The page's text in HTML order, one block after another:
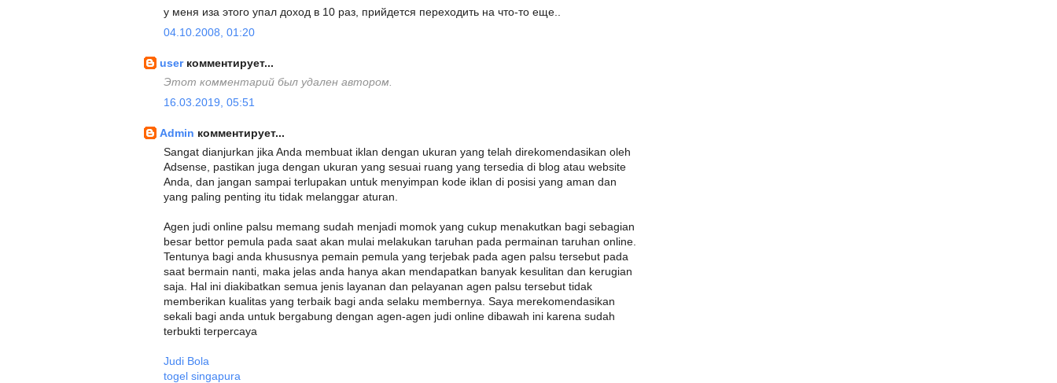
у меня иза этого упал доход в 10 раз, прийдется переходить на что-то еще..
04.10.2008, 01:20
user комментирует...
Этот комментарий был удален автором.
16.03.2019, 05:51
Admin комментирует...
Sangat dianjurkan jika Anda membuat iklan dengan ukuran yang telah direkomendasikan oleh
Adsense, pastikan juga dengan ukuran yang sesuai ruang yang tersedia di blog atau website
Anda, dan jangan sampai terlupakan untuk menyimpan kode iklan di posisi yang aman dan
yang paling penting itu tidak melanggar aturan.
Agen judi online palsu memang sudah menjadi momok yang cukup menakutkan bagi sebagian
besar bettor pemula pada saat akan mulai melakukan taruhan pada permainan taruhan online.
Tentunya bagi anda khususnya pemain pemula yang terjebak pada agen palsu tersebut pada
saat bermain nanti, maka jelas anda hanya akan mendapatkan banyak kesulitan dan kerugian
saja. Hal ini diakibatkan semua jenis layanan dan pelayanan agen palsu tersebut tidak
memberikan kualitas yang terbaik bagi anda selaku membernya. Saya merekomendasikan
sekali bagi anda untuk bergabung dengan agen-agen judi online dibawah ini karena sudah
terbukti terpercaya
Judi Bola
togel singapura